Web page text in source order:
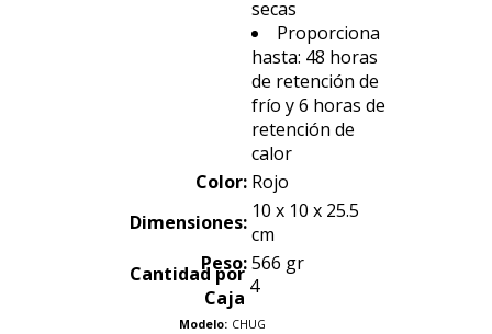
secas
Proporciona
hasta: 48 horas
de retención de
frío y 6 horas de
retención de
calor
Color: Rojo
Dimensiones: 10 x 10 x 25.5
cm
Peso: 566 gr
Cantidad por
Caja 4
Modelo: CHUG